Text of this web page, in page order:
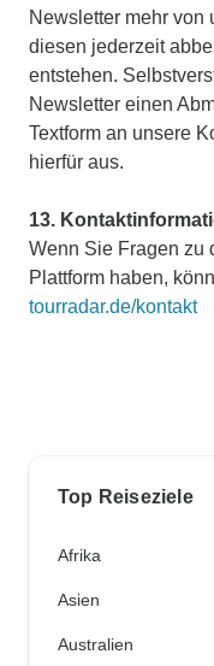
Newsletter mehr
diesen jederzeit
entstehen.
Newsletter einen
Textform an unsere
hierfür aus.
13.
Wenn Sie Fragen zu
Plattform haben,
tourradar.de/kontakt
Top Reiseziele
Afrika
Asien
Australien